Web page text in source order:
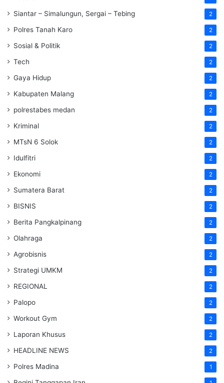
Siantar – Simalungun, Sergai – Tebing 2
Polres Tanah Karo 2
Sosial & Politik 2
Tech 2
Gaya Hidup 2
Kabupaten Malang 2
polrestabes medan 2
Kriminal 2
MTsN 6 Solok 2
Idulfitri 2
Ekonomi 2
Sumatera Barat 2
BISNIS 2
Berita Pangkalpinang 2
Olahraga 2
Agrobisnis 2
Strategi UMKM 2
REGIONAL 2
Palopo 2
Workout Gym 2
Laporan Khusus 2
HEADLINE NEWS 2
Polres Madina 1